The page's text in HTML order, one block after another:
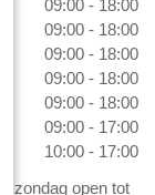
09:00 - 18:00
09:00 - 18:00
09:00 - 18:00
09:00 - 18:00
09:00 - 18:00
09:00 - 17:00
10:00 - 17:00
zondag open tot